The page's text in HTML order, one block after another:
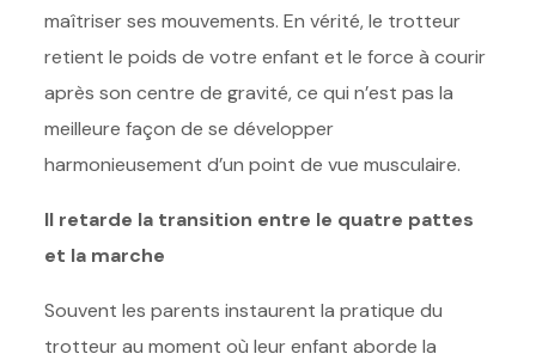
maîtriser ses mouvements. En vérité, le trotteur
retient le poids de votre enfant et le force à courir
après son centre de gravité, ce qui n’est pas la
meilleure façon de se développer
harmonieusement d’un point de vue musculaire.
Il retarde la transition entre le quatre pattes
et la marche
Souvent les parents instaurent la pratique du
trotteur au moment où leur enfant aborde la